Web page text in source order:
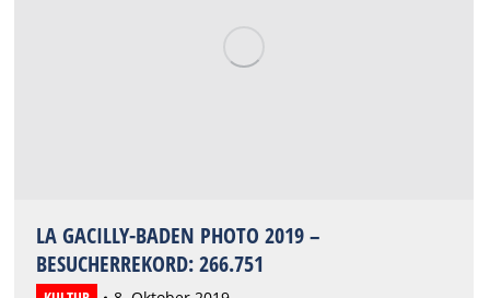
LA GACILLY-BADEN PHOTO 2019 –
BESUCHERREKORD: 266.751